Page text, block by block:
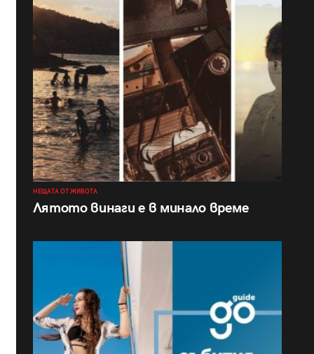
НЕЩАТА ОТ ЖИВОТА
Лятото винаги е в минало време